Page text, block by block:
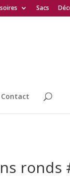
Sacs
Contact
ronds